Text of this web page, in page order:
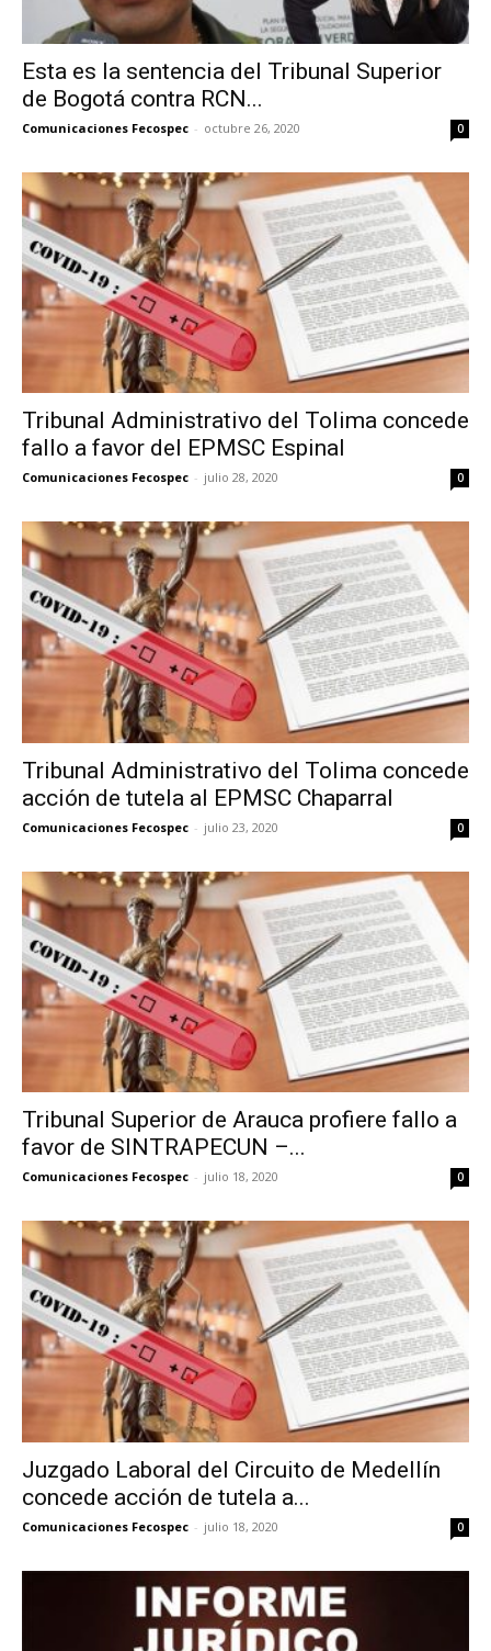
Esta es la sentencia del Tribunal Superior
de Bogotá contra RCN...
Comunicaciones Fecospec - octubre 26, 2020 0
Tribunal Administrativo del Tolima concede
fallo a favor del EPMSC Espinal
Comunicaciones Fecospec - julio 28, 2020 0
Tribunal Administrativo del Tolima concede
acción de tutela al EPMSC Chaparral
Comunicaciones Fecospec - julio 23, 2020 0
Tribunal Superior de Arauca profiere fallo a
favor de SINTRAPECUN –...
Comunicaciones Fecospec - julio 18, 2020 0
Juzgado Laboral del Circuito de Medellín
concede acción de tutela a...
Comunicaciones Fecospec - julio 18, 2020 0